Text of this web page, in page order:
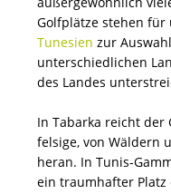
Golfplätze stehen für
Tunesien zur
unterschiedlichen
des Landes
In Tabarka reicht
felsige, von Wäldern
heran. In Tunis-
ein traumhafter